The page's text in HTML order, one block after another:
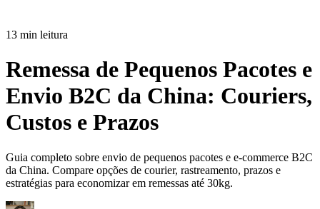
13 min leitura
Remessa de Pequenos Pacotes e
Envio B2C da China: Couriers,
Custos e Prazos
Guia completo sobre envio de pequenos pacotes e e-commerce B2C
da China. Compare opções de courier, rastreamento, prazos e
estratégias para economizar em remessas até 30kg.